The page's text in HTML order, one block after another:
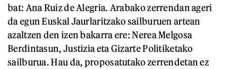
bat: Ana Ruiz de Alegria. Arabako zerrendan ageri
da egun Euskal Jaurlaritzako sailburuen artean
azaltzen den izen bakarra ere: Nerea Melgosa
Berdintasun, Justizia eta Gizarte Politiketako
sailburua. Hau da, proposatutako zerrendetan ez